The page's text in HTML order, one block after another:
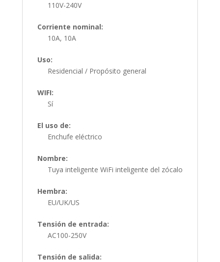
110V-240V
Corriente nominal:
10A, 10A
Uso:
Residencial / Propósito general
WIFI:
Sí
El uso de:
Enchufe eléctrico
Nombre:
Tuya inteligente WiFi inteligente del zócalo
Hembra:
EU/UK/US
Tensión de entrada:
AC100-250V
Tensión de salida: